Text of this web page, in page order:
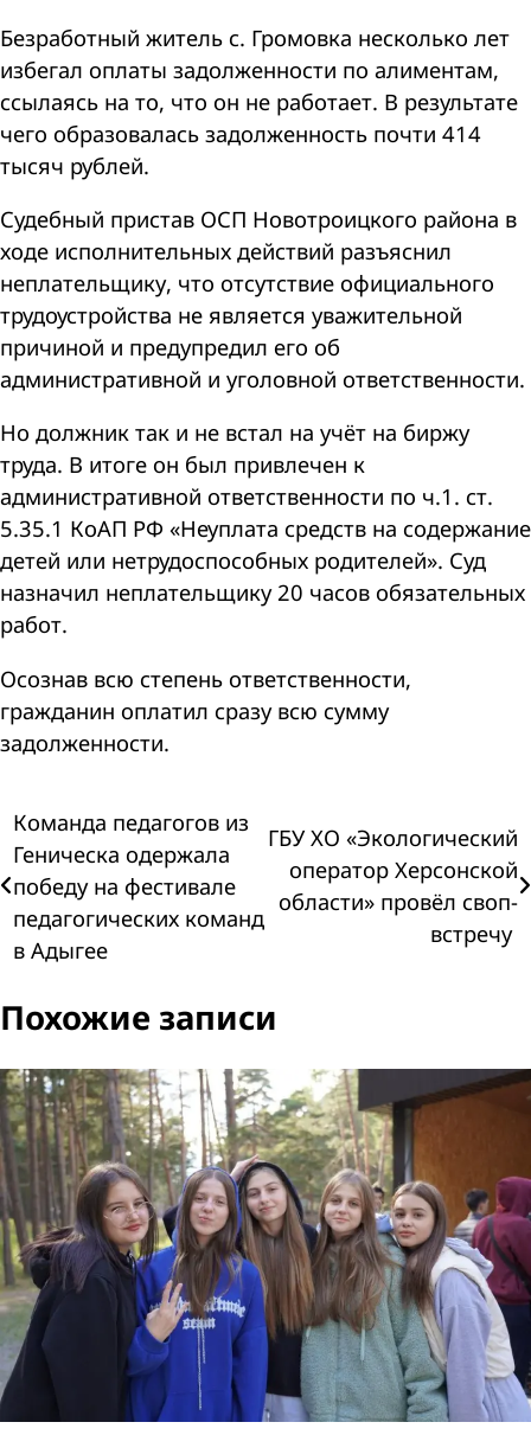
Безработный житель с. Громовка несколько лет
избегал оплаты задолженности по алиментам,
ссылаясь на то, что он не работает. В результате
чего образовалась задолженность почти 414
тысяч рублей.
Судебный пристав ОСП Новотроицкого района в
ходе исполнительных действий разъяснил
неплательщику, что отсутствие официального
трудоустройства не является уважительной
причиной и предупредил его об
административной и уголовной ответственности.
Но должник так и не встал на учёт на биржу
труда. В итоге он был привлечен к
административной ответственности по ч.1. ст.
5.35.1 КоАП РФ «Неуплата средств на содержание
детей или нетрудоспособных родителей». Суд
назначил неплательщику 20 часов обязательных
работ.
Осознав всю степень ответственности,
гражданин оплатил сразу всю сумму
задолженности.
Навигация
по
записям
Команда педагогов из
Геническа одержала
победу на фестивале
педагогических команд
в Адыгее
ГБУ ХО «Экологический
оператор Херсонской
области» провёл своп-
встречу
Похожие записи